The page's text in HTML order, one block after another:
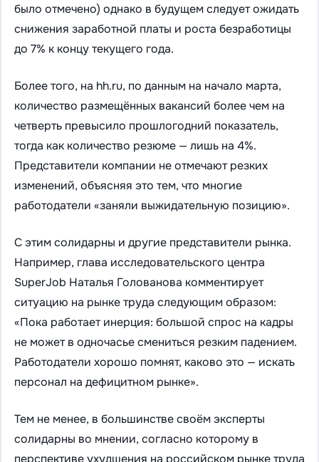
было отмечено) однако в будущем следует ожидать
снижения заработной платы и роста безработицы
до 7% к концу текущего года.
Более того, на hh.ru, по данным на начало марта,
количество размещённых вакансий более чем на
четверть превысило прошлогодний показатель,
тогда как количество резюме — лишь на 4%.
Представители компании не отмечают резких
изменений, объясняя это тем, что многие
работодатели «заняли выжидательную позицию».
С этим солидарны и другие представители рынка.
Например, глава исследовательского центра
SuperJob Наталья Голованова комментирует
ситуацию на рынке труда следующим образом:
«Пока работает инерция: большой спрос на кадры
не может в одночасье смениться резким падением.
Работодатели хорошо помнят, каково это — искать
персонал на дефицитном рынке».
Тем не менее, в большинстве своём эксперты
солидарны во мнении, согласно которому в
перспективе ухудшения на российском рынке труда